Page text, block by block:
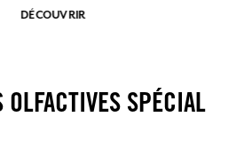
DÉCOUVRIR
OLFACTIVES SPÉCIAL